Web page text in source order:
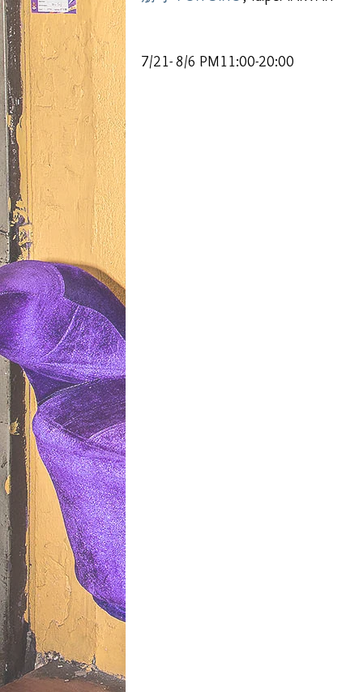
7/21- 8/6 PM11:00-20:00